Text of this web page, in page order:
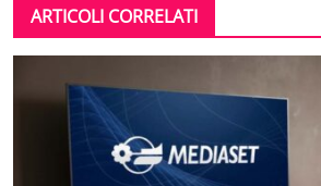
ARTICOLI CORRELATI